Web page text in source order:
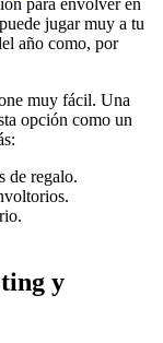
jugar muy a tu
año como, por
muy fácil. Una
opción como un
de regalo.
y